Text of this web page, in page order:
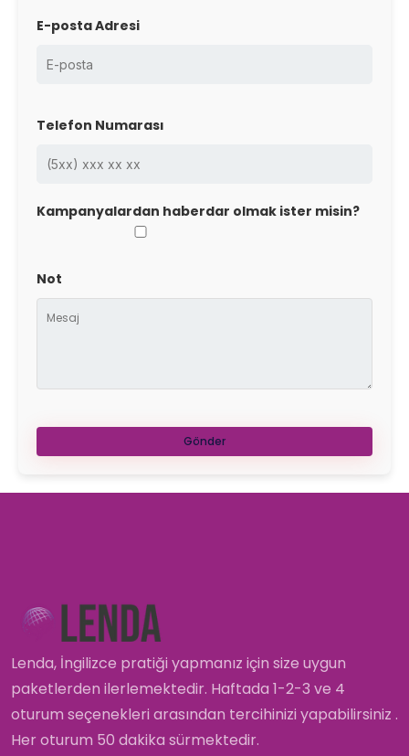
E-posta Adresi
Telefon Numarası
Kampanyalardan haberdar olmak ister misin?
Not
Lenda, İngilizce pratiği yapmanız için size uygun
paketlerden ilerlemektedir. Haftada 1-2-3 ve 4
oturum seçenekleri arasından tercihinizi yapabilirsiniz .
Her oturum 50 dakika sürmektedir.